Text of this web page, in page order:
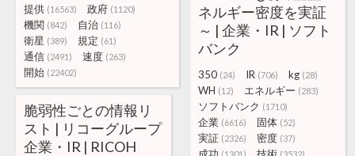
提供 (16563) 政府 (1120)
機関 (842) 自治 (116)
衛星 (389) 規定 (61)
通信 (2491) 速度 (263)
開始 (22402)
ネルギー密度を実証
～ | 企業・IR | ソフト
バンク
350 (24) IR (706) kg (28)
WH (12) エネルギー (283)
ソフトバンク (1710)
企業 (6616) 固体 (52)
実証 (2326) 密度 (37)
脆弱性ごとの情報リ
スト | リコーグループ
企業・IR | RICOH